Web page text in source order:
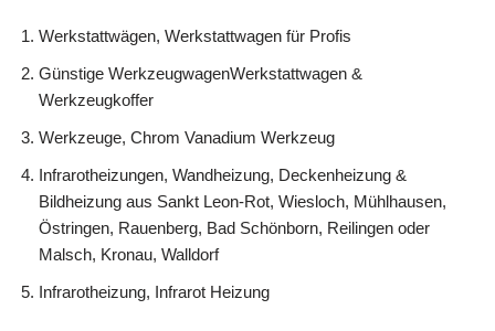
Werkstattwägen, Werkstattwagen für Profis
Günstige WerkzeugwagenWerkstattwagen &
Werkzeugkoffer
Werkzeuge, Chrom Vanadium Werkzeug
Infrarotheizungen, Wandheizung, Deckenheizung &
Bildheizung aus Sankt Leon-Rot, Wiesloch, Mühlhausen,
Östringen, Rauenberg, Bad Schönborn, Reilingen oder
Malsch, Kronau, Walldorf
Infrarotheizung, Infrarot Heizung